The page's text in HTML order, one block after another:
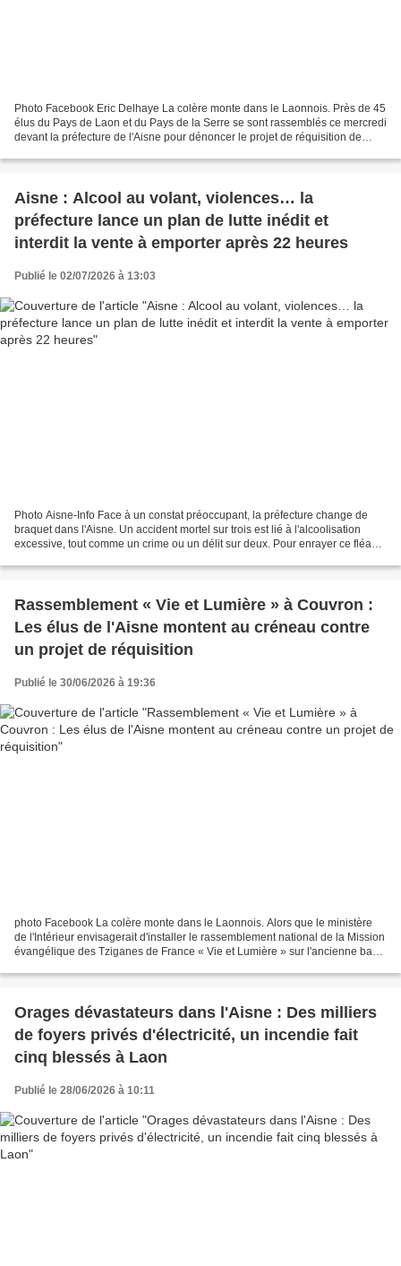
Photo Facebook Eric Delhaye La colère monte dans le Laonnois. Près de 45
élus du Pays de Laon et du Pays de la Serre se sont rassemblés ce mercredi
devant la préfecture de l'Aisne pour dénoncer le projet de réquisition de
Aisne : Alcool au volant, violences… la
préfecture lance un plan de lutte inédit et
interdit la vente à emporter après 22 heures
Publié le 02/07/2026 à 13:03
Photo Aisne-Info Face à un constat préoccupant, la préfecture change de
braquet dans l'Aisne. Un accident mortel sur trois est lié à l'alcoolisation
excessive, tout comme un crime ou un délit sur deux. Pour enrayer ce fléau,
Rassemblement « Vie et Lumière » à Couvron :
Les élus de l'Aisne montent au créneau contre
un projet de réquisition
Publié le 30/06/2026 à 19:36
photo Facebook La colère monte dans le Laonnois. Alors que le ministère
de l'Intérieur envisagerait d'installer le rassemblement national de la Mission
évangélique des Tziganes de France « Vie et Lumière » sur l'ancienne base
Orages dévastateurs dans l'Aisne : Des milliers
de foyers privés d'électricité, un incendie fait
cinq blessés à Laon
Publié le 28/06/2026 à 10:11